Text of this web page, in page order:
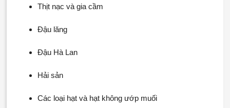
Thịt nạc và gia cầm
Đậu lăng
Đậu Hà Lan
Hải sản
Các loại hạt và hạt không ướp muối